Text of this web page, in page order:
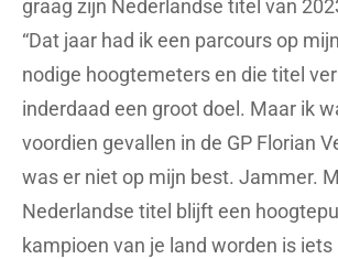
graag zijn Nederlandse titel van
“Dat jaar had ik een parcours op
nodige hoogtemeters en die titel
inderdaad een groot doel. Maar ik
voordien gevallen in de GP Florian
was er niet op mijn best. Jammer.
Nederlandse titel blijft een
kampioen van je land worden is iets